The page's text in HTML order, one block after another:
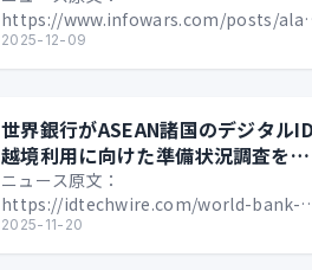
https://www.infowars.com/posts/
plots-ai-driven-digital-id-payment…
2025-12-09
世界銀行がASEAN諸国のデジタルID
越境利用に向けた準備状況調査を開
始
ニュース原文：
https://idtechwire.com/world-bank-
seeks-asean-readiness-assessment-
for-c…
2025-11-20